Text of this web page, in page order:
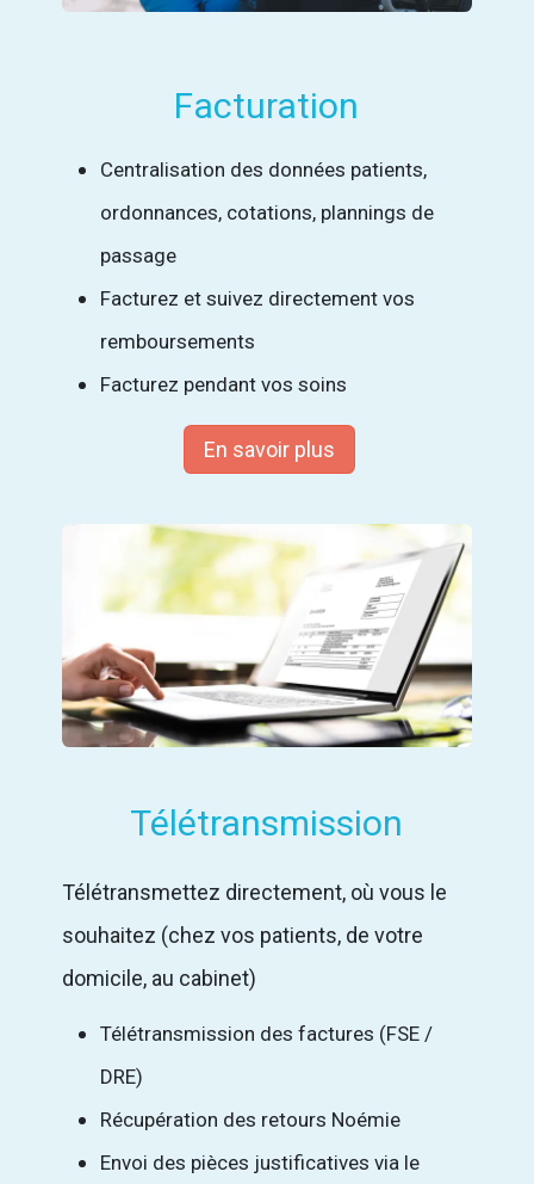
Facturation
Centralisation des données patients,
ordonnances, cotations, plannings de
passage
Facturez et suivez directement vos
remboursements
Facturez pendant vos soins
En savoir plus
Télétransmission
Télétransmettez directement, où vous le
souhaitez (chez vos patients, de votre
domicile, au cabinet)
Télétransmission des factures (FSE /
DRE)
Récupération des retours Noémie
Envoi des pièces justificatives via le